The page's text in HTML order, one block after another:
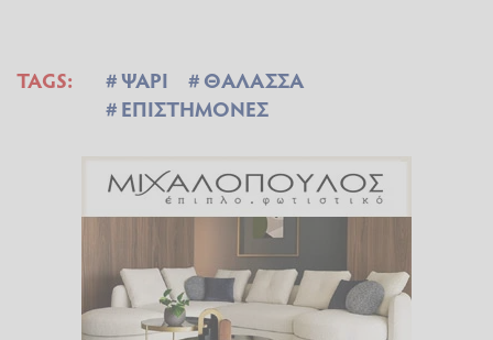
TAGS: ΨΑΡΙ
ΘΑΛΑΣΣΑ
ΕΠΙΣΤΗΜΟΝΕΣ